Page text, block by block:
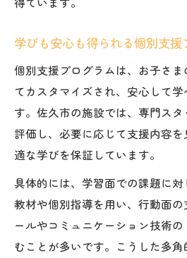
子どもが安心できる学
個別支援の現場で生ま
充実支援で実現する子ども
放課後等デイサービス
実感
学びの個別支援が導く
放課後等デイサービス
個別支援で見つかる子
放課後等デイサービス
学びも安心も得られる個別支
個別支援プログラムは、お子さ
てカスタマイズされ、安心して学
す。佐久市の施設では、専門ス
評価し、必要に応じて支援内容
適な学びを保証しています。
具体的には、学習面での課題に
教材や個別指導を用い、行動面
ールやコミュニケーション技術
むことが多いです。こうした多